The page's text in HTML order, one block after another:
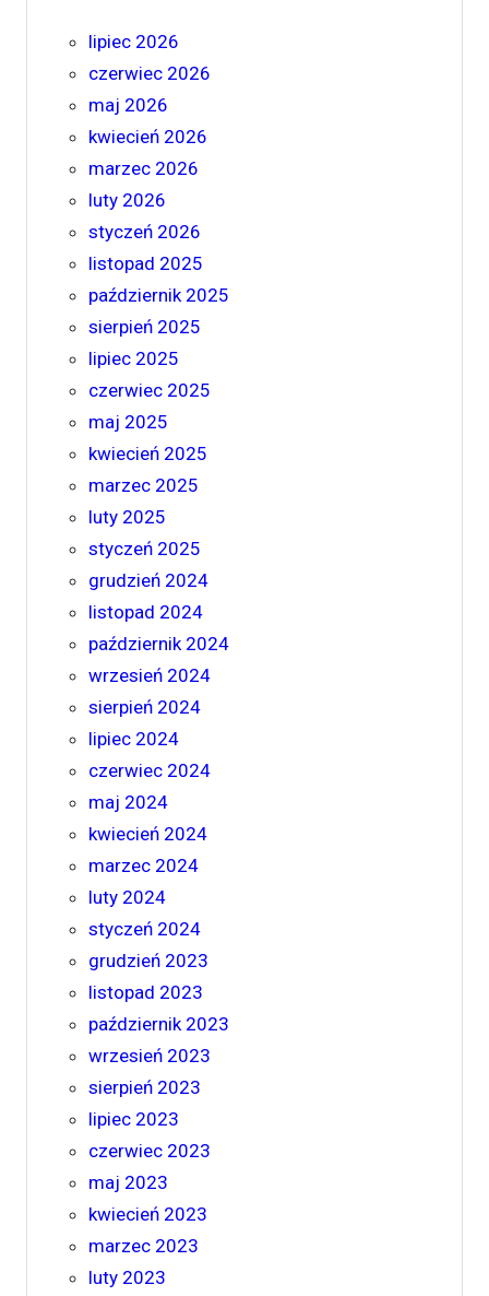
lipiec 2026
czerwiec 2026
maj 2026
kwiecień 2026
marzec 2026
luty 2026
styczeń 2026
listopad 2025
październik 2025
sierpień 2025
lipiec 2025
czerwiec 2025
maj 2025
kwiecień 2025
marzec 2025
luty 2025
styczeń 2025
grudzień 2024
listopad 2024
październik 2024
wrzesień 2024
sierpień 2024
lipiec 2024
czerwiec 2024
maj 2024
kwiecień 2024
marzec 2024
luty 2024
styczeń 2024
grudzień 2023
listopad 2023
październik 2023
wrzesień 2023
sierpień 2023
lipiec 2023
czerwiec 2023
maj 2023
kwiecień 2023
marzec 2023
luty 2023